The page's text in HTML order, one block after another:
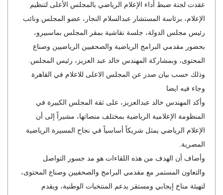
عقدت لجنة ضبط أداء الإعلام الرياضي بالمجلس الأعلى لتنظيم
الإعلام، برئاسة المستشار عبدالسلام النجار، عضو المجلس ونائب
رئيس مجلس الدولة، جلسة نقاشية بمقر المجلس بماسبيرو،
بحضور مقدمي البرامج الرياضية والصحفيين الرياضيين وصناع
المحتوى، وبمشاركة المهندس خالد عبد العزيز، رئيس المجلس.
وذلك حسب بيان صدر عن المجلس الاعلى للاعلام في القاهرة
وجاء فيه ايضا
وأكد المهندس خالد عبدالعزيز، على ثقة المجلس الكبيرة في
المنظومة الإعلامية الرياضية بمختلف منصاتها، مشيراً إلى أن
الإعلام الرياضي يمثل شريكاً أساسياً في نجاح المسيرة الرياضية
المصرية.
وأضاف أن الهدف من هذه اللقاءات هو مد جسور التواصل
والتعاون المستمر مع مقدمي البرامج والصحفيين وصناع المحتوى،
لتهيئة مناخ إيجابي ومستقر يدعم المنتخبات الوطنية، ويقدم